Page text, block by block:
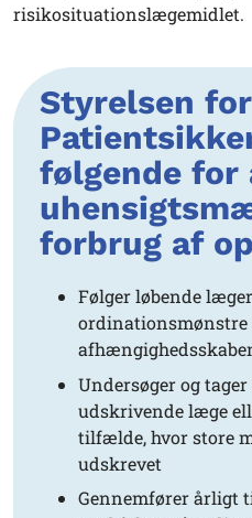
risikosituationslægemidlet.
Styrelsen for
følgende for
forbrug af
Følger løbende
Undersøger og
udskrivende læge
tilfælde, hvor store
udskrevet
Gennemfører årligt